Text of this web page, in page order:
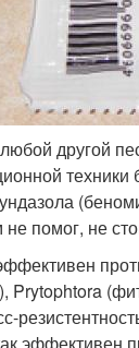
другой
помог, не
Prytophtora